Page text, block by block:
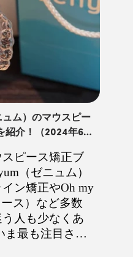
ュム）のマウスピー
紹介！（2024年6月
ピース矯正ブ
（ゼニュム）
ン矯正やOh my
ス）など多数
人も少なくあ
ま最も注目され